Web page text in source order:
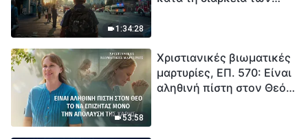
1:34:28
εξαφάνισης». Οι
καταστροφές χτυπούν.
Ξεκινά η αντίστροφη
53:58
Χριστιανικές βιωματικές
μαρτυρίες, ΕΠ. 570: Είναι
αληθινή πίστη στον Θεό